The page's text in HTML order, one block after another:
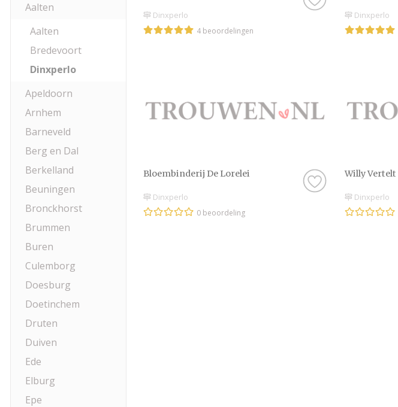
Aalten
Aalten
Bredevoort
Dinxperlo
Apeldoorn
Arnhem
Barneveld
Berg en Dal
Berkelland
Beuningen
Bronckhorst
Brummen
Buren
Culemborg
Doesburg
Doetinchem
Druten
Duiven
Ede
Elburg
Epe
Dinxperlo
4 beoordelingen
Dinxperlo
Bloembinderij De Lorelei
Dinxperlo
0 beoordeling
Willy Vertelt
Dinxperlo